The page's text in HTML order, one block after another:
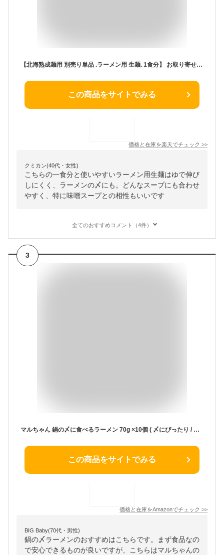
【北海熟成麺用 別売り単品 .ラーメン用 生麺. 1食分】 お取り寄せグルメ ポイント消化【G1】
この商品をサイトでみる
価格と在庫を楽天でチェック >>
クミカン(40代・女性)
こちらの一食分と使いやすいラーメン用生麺はゆで伸び
しにくく、ラーメンの〆にも。どんなスープにも合わせ
やすく、特に味噌スープとの相性もいいです
全てのおすすめコメント（4件）
3
マルちゃん 鍋の〆に食べるラーメン 70g ×10個 ( 〆にぴったり / つるっとなめらか麺 ) 〆ラーメン 鍋用 麺 拉麺 ( 鍋〆 / 麺のみ ) 中華麺 鍋用麺 東洋水産
この商品をサイトでみる
価格と在庫をAmazonでチェック >>
BIG Baby(70代・男性)
鍋の〆ラーメンのおすすめはこちらです。まず食品なの
で安心できるものが良いですが、こちらはマルちゃんの